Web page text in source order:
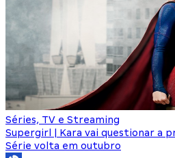
Séries, TV e Streaming
Supergirl | Kara vai questionar a
Série volta em outubro